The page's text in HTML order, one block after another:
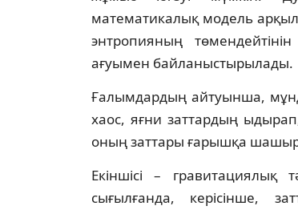
математикалық модель
энтропияның
ағуымен байланыстырылады.
Ғалымдардың айтуынша, мұнда
хаос, яғни заттардың
оның заттары ғарышқа
Екіншісі –
сығылғанда, керісінше,